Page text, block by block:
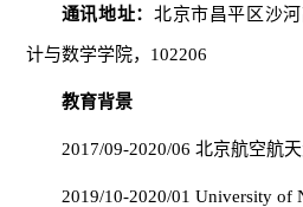
通讯地址： 北京市昌平区沙
计与数学学院，102206
教育背景
2017/09-2020/06 北京航空航
2019/10-2020/01 University of